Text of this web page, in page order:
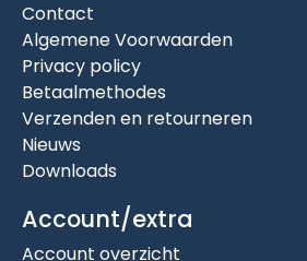
Contact
Algemene Voorwaarden
Privacy policy
Betaalmethodes
Verzenden en retourneren
Nieuws
Downloads
Account/extra
Account overzicht